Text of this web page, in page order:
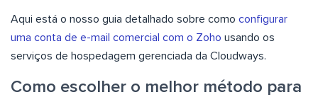
Aqui está o nosso guia detalhado sobre como configurar
uma conta de e-mail comercial com o Zoho usando os
serviços de hospedagem gerenciada da Cloudways.
Como escolher o melhor método para